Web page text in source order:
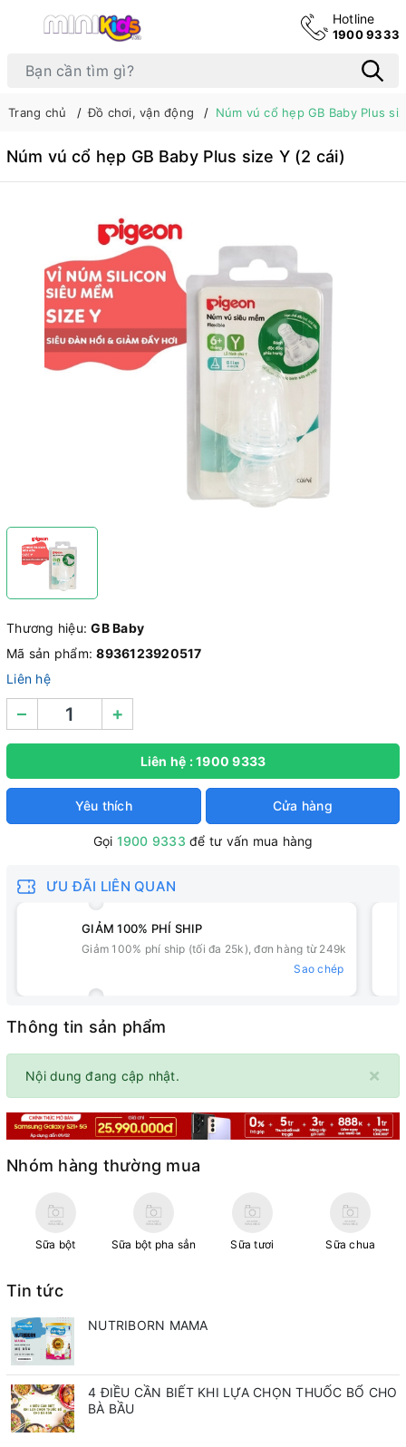
Hotline
1900 9333
Trang chủ Đồ chơi, vận động Núm vú cổ hẹp GB Baby Plus
Núm vú cổ hẹp GB Baby Plus size Y (2 cái)
Thương hiệu:GB Baby
Mã sản phẩm:8936123920517
Liên hệ
– +
Liên hệ : 1900 9333
Yêu thích Cửa hàng
Gọi 1900 9333 để tư vấn mua hàng
ƯU ĐÃI LIÊN QUAN
GIẢM 100% PHÍ SHIP
Giảm 100% phí ship (tối đa 25k), đơn hàng từ 249k
Sao chép
Thông tin sản phẩm
×
Nội dung đang cập nhật.
Nhóm hàng thường mua
Sữa bột Sữa bột pha sẳn Sữa tươi Sữa chua
Tin tức
NUTRIBORN MAMA
4 ĐIỀU CẦN BIẾT KHI LỰA CHỌN THUỐC BỔ CHO
BÀ BẦU